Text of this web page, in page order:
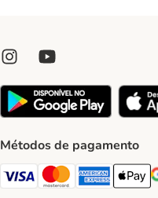
Métodos de pagamento
Visa Payment Method
Mastercard Payment
AmericanApple